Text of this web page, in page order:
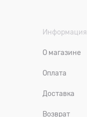
Информация
О магазине
Оплата
Доставка
Возврат